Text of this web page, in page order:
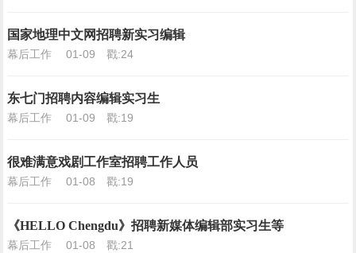
国家地理中文网招聘新实习编辑
幕后工作 01-09 戳:24
东七门招聘内容编辑实习生
幕后工作 01-09 戳:19
很难满意戏剧工作室招聘工作人员
幕后工作 01-08 戳:19
《HELLO Chengdu》招聘新媒体编辑部实习生等
幕后工作 01-08 戳:21